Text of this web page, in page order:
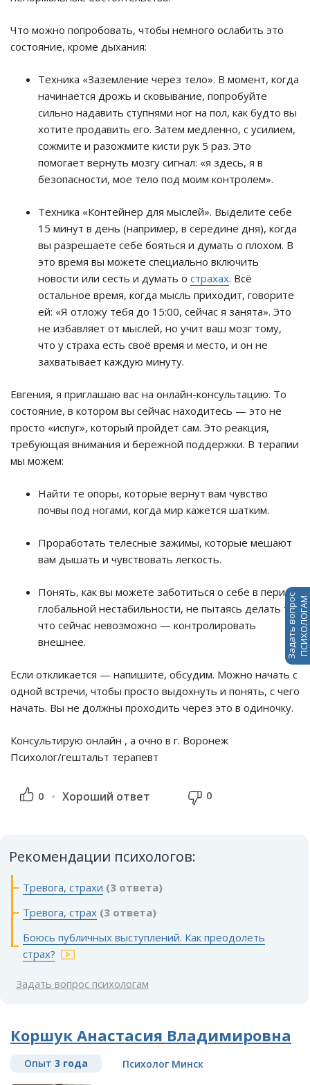
Что можно попробовать, чтобы немного ослабить это
состояние, кроме дыхания:
Техника «Заземление через тело». В момент, когда
начинается дрожь и сковывание, попробуйте
сильно надавить ступнями ног на пол, как будто вы
хотите продавить его. Затем медленно, с усилием,
сожмите и разожмите кисти рук 5 раз. Это
помогает вернуть мозгу сигнал: «я здесь, я в
безопасности, мое тело под моим контролем».
Техника «Контейнер для мыслей». Выделите себе
15 минут в день (например, в середине дня), когда
вы разрешаете себе бояться и думать о плохом. В
это время вы можете специально включить
новости или сесть и думать о страхах. Всё
остальное время, когда мысль приходит, говорите
ей: «Я отложу тебя до 15:00, сейчас я занята». Это
не избавляет от мыслей, но учит ваш мозг тому,
что у страха есть своё время и место, и он не
захватывает каждую минуту.
Евгения, я приглашаю вас на онлайн-консультацию. То
состояние, в котором вы сейчас находитесь — это не
просто «испуг», который пройдет сам. Это реакция,
требующая внимания и бережной поддержки. В терапии
мы можем:
Найти те опоры, которые вернут вам чувство
почвы под ногами, когда мир кажется шатким.
Проработать телесные зажимы, которые мешают
вам дышать и чувствовать легкость.
Понять, как вы можете заботиться о себе в период
глобальной нестабильности, не пытаясь делать то,
что сейчас невозможно — контролировать
внешнее.
Если откликается — напишите, обсудим. Можно начать с
одной встречи, чтобы просто выдохнуть и понять, с чего
начать. Вы не должны проходить через это в одиночку.
Консультирую онлайн , а очно в г. Воронеж
Психолог/гештальт терапевт
0 Хороший ответ 0
Рекомендации психологов:
Тревога, страхи (3 ответа)
Тревога, страх (3 ответа)
Боюсь публичных выступлений. Как преодолеть
страх?
Задать вопрос психологам
Коршук Анастасия Владимировна
Опыт 3 года Психолог Минск
Задать вопросПСИХОЛОГАМ